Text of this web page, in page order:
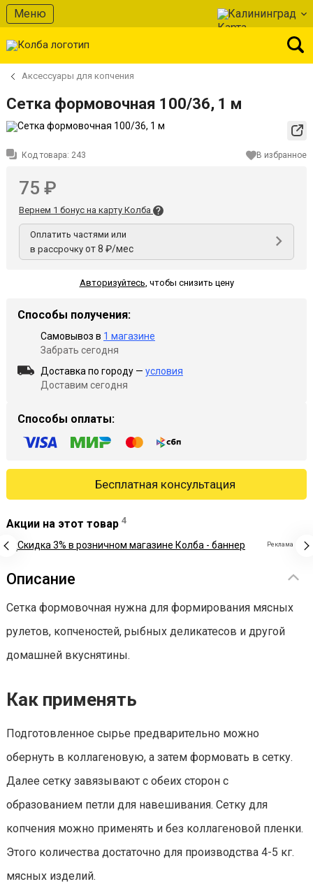
Меню Калининград
Аксессуары для копчения
Сетка формовочная 100/36, 1 м
Код товара: 243 В избранное
75 ₽
Вернем 1 бонус на карту Колба
Оплатить частями или
в рассрочку от 8 ₽/мес
Авторизуйтесь, чтобы снизить цену
Способы получения:
Самовывоз в 1 магазине
Забрать сегодня
Доставка по городу — условия
Доставим сегодня
Способы оплаты:
Бесплатная консультация
Акции на этот товар 4
Реклама
Описание
Сетка формовочная нужна для формирования мясных
рулетов, копченостей, рыбных деликатесов и другой
домашней вкуснятины.
Как применять
Подготовленное сырье предварительно можно
обернуть в коллагеновую, а затем формовать в сетку.
Далее сетку завязывают с обеих сторон с
образованием петли для навешивания. Сетку для
копчения можно применять и без коллагеновой пленки.
Этого количества достаточно для производства 4-5 кг.
мясных изделий.